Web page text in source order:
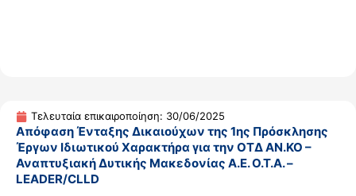
Τελευταία επικαιροποίηση: 30/06/2025
Απόφαση Ένταξης Δικαιούχων της 1ης Πρόσκλησης
Έργων Ιδιωτικού Χαρακτήρα για την ΟΤΔ ΑΝ.ΚΟ –
Αναπτυξιακή Δυτικής Μακεδονίας Α.Ε. Ο.Τ.Α. –
LEADER/CLLD